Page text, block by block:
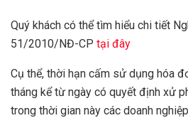
Quý khách có thể tìm hiểu chi tiết
51/2010/NĐ-CP tại đây
Cụ thể, thời hạn cấm sử dụng hóa
tháng kể từ ngày có quyết định xử
trong thời gian này các doanh